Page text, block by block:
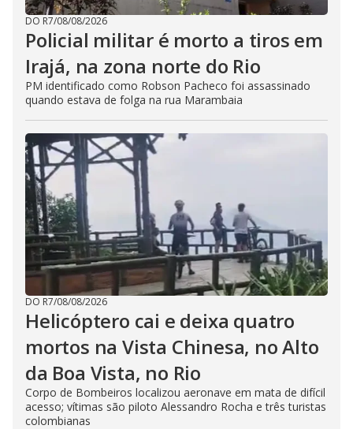
DO R7/08/08/2026
Policial militar é morto a tiros em
Irajá, na zona norte do Rio
PM identificado como Robson Pacheco foi assassinado
quando estava de folga na rua Marambaia
DO R7/08/08/2026
Helicóptero cai e deixa quatro
mortos na Vista Chinesa, no Alto
da Boa Vista, no Rio
Corpo de Bombeiros localizou aeronave em mata de difícil
acesso; vítimas são piloto Alessandro Rocha e três turistas
colombianas